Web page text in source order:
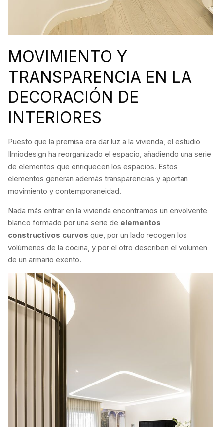
MOVIMIENTO Y
TRANSPARENCIA EN LA
DECORACIÓN DE
INTERIORES
Puesto que la premisa era dar luz a la vivienda, el estudio
Ilmiodesign ha reorganizado el espacio, añadiendo una serie
de elementos que enriquecen los espacios. Estos
elementos generan además transparencias y aportan
movimiento y contemporaneidad.
Nada más entrar en la vivienda encontramos un envolvente
blanco formado por una serie de elementos
constructivos curvos que, por un lado recogen los
volúmenes de la cocina, y por el otro describen el volumen
de un armario exento.